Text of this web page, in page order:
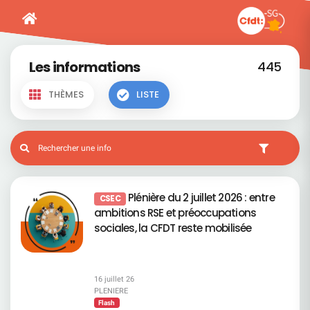
Les informations 445
THÈMES LISTE
CSEC Plénière du 2 juillet 2026 : entre
ambitions RSE et préoccupations
sociales, la CFDT reste mobilisée
16 juillet 26
PLENIERE
Flash